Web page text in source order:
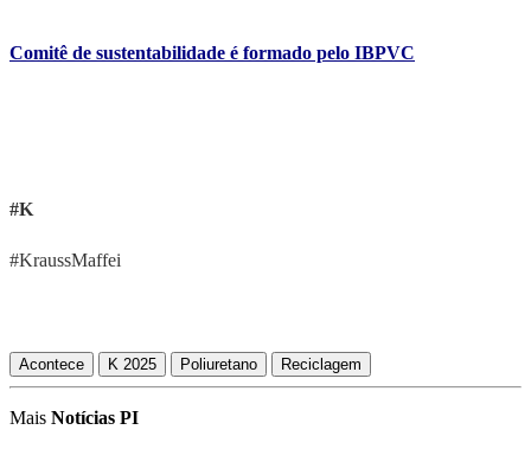
Comitê de sustentabilidade é formado pelo IBPVC
#K
#KraussMaffei
Acontece K 2025 Poliuretano Reciclagem
Mais Notícias PI